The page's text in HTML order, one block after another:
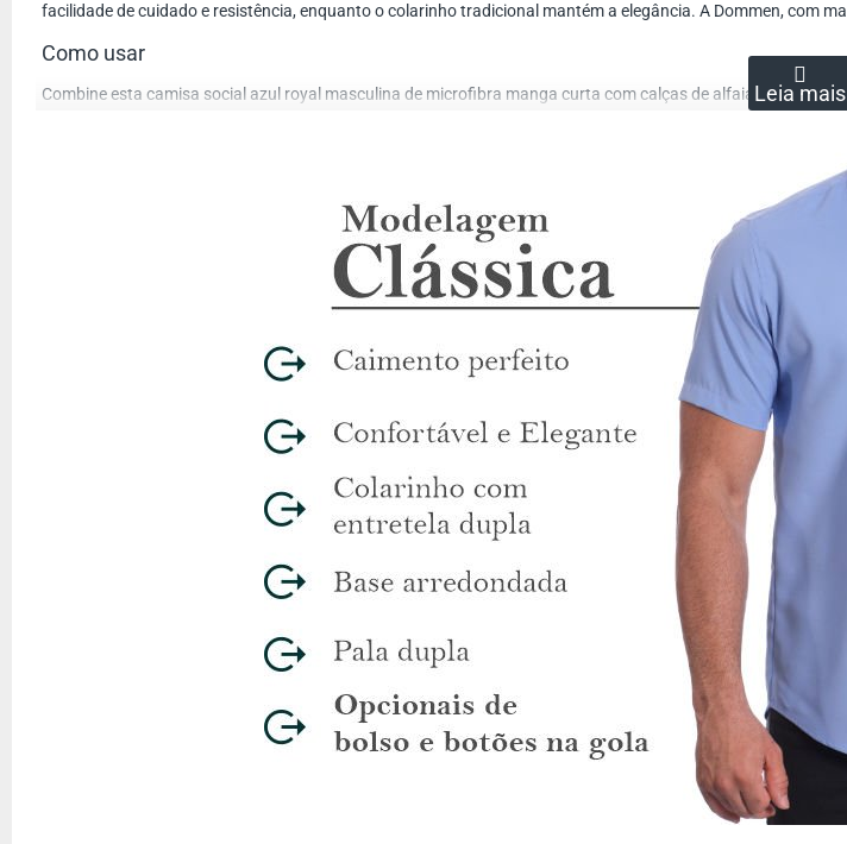
facilidade de cuidado e resistência, enquanto o colarinho tradicional mantém a elegância. A Dommen, com
Como usar
Combine esta camisa social azul royal masculina de microfibra manga curta com calças de alfaiataria ou
Para facilitar sua compra, utilize o provador virtual disponível na página do produto. Assim, você pode
Esta camisa social está disponível para compra com ou sem bolso, permitindo que você escolha o modelo
Aproveite o frete grátis em compras acima de R$ 299. Além disso, oferecemos parcelamento em até 12x,
Sobre a Camisaria Dommen
Com mais de 13 anos de experiência, a Camisaria Dommen é referência em moda masculina, oferecendo
manga curta é desenvolvida pensando em você.
Qual a modelagem desta camisa?R:A modelagem é Regular Fit, tamanho tradicional.
Não, a microfibra de poliéster não amassa, facilitando o cuidado.
Posso escolher a camisa com bolso?
Sim, está disponível com ou sem bolso.
Qual a cor da camisa? R:A cor é azul royal.
Sim, para compras acima de R$ 299.
Como posso garantir o tamanho ideal?R:
Use o provador virtual disponível na página do produto.
O colarinho é tradicional, com opção de botão opcional.
Sim, o modelo Regular Fit e a cor azul royal são ideais